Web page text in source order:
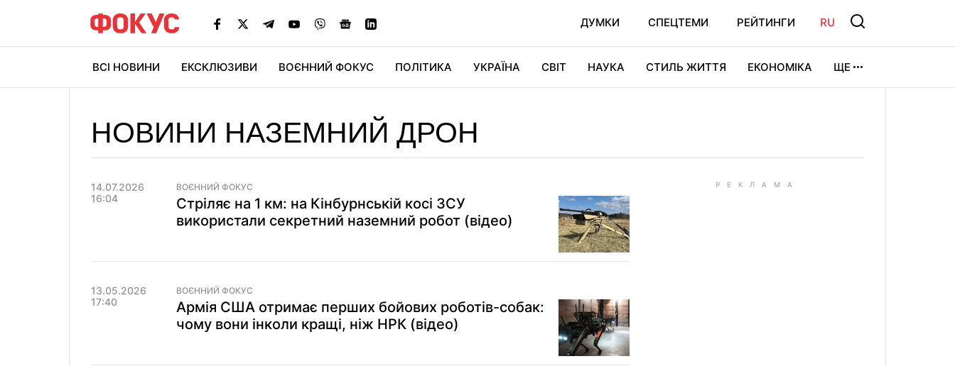
ДУМКИ СПЕЦТЕМИ РЕЙТИНГИ RU
ВСІ НОВИНИ ЕКСКЛЮЗИВИ ВОЄННИЙ ФОКУС ПОЛІТИКА УКРАЇНА СВІТ НАУКА СТИЛЬ ЖИТТЯ ЕКОНОМІКА ЩЕ
НОВИНИ НАЗЕМНИЙ ДРОН
14.07.2026
16:04
ВОЄННИЙ ФОКУС
Стріляє на 1 км: на Кінбурнській косі ЗСУ
використали секретний наземний робот (відео)
13.05.2026
17:40
ВОЄННИЙ ФОКУС
Армія США отримає перших бойових роботів-собак:
чому вони інколи кращі, ніж НРК (відео)